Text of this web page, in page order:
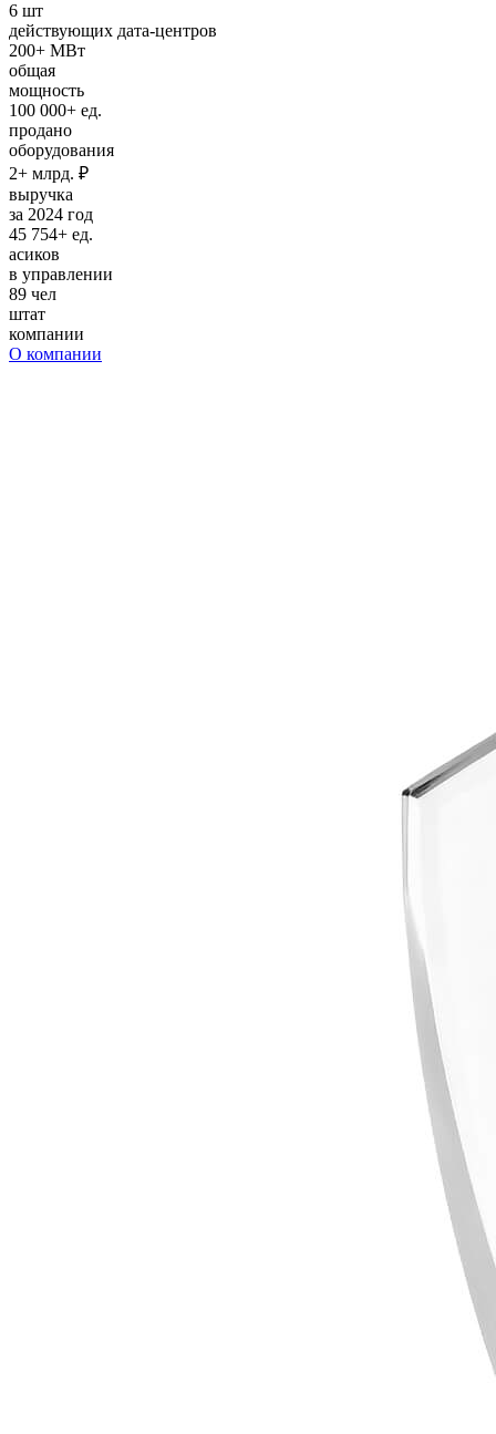
6 шт
действующих дата-центров
200+ МВт
общая
мощность
100 000+ ед.
продано
оборудования
2+ млрд. ₽
выручка
за 2024 год
45 754+ ед.
асиков
в управлении
89 чел
штат
компании
О компании